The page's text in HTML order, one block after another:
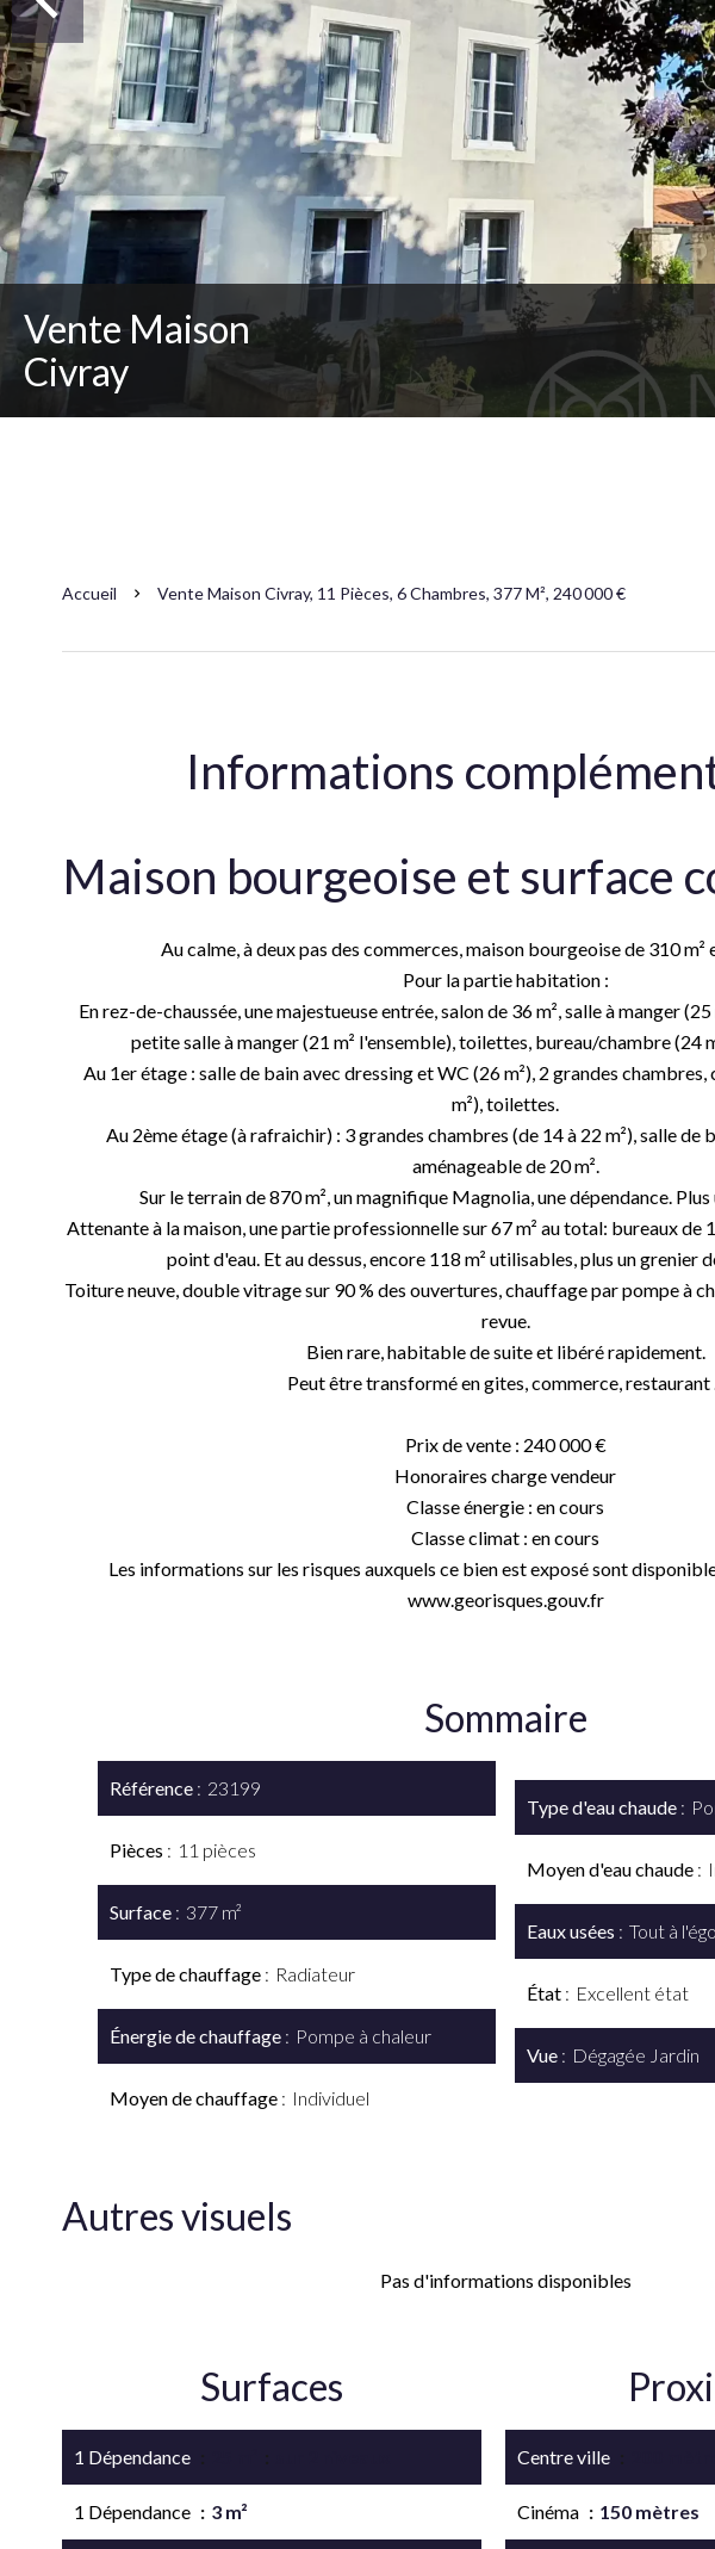
Vente Maison
Civray
Accueil Vente Maison Civray, 11 Pièces, 6 Chambres, 377 M², 240 000 €
Informations
Maison bourgeoise et surface
Au calme, à deux pas des commerces, maison bourgeoise de 310 m²
Pour la partie habitation :
En rez-de-chaussée, une majestueuse entrée, salon de 36 m², salle à manger
petite salle à manger (21 m² l'ensemble), toilettes, bureau/chambre (24
Au 1er étage : salle de bain avec dressing et WC (26 m²), 2 grandes
m²), toilettes.
Au 2ème étage (à rafraichir) : 3 grandes chambres (de 14 à 22 m²), salle de
aménageable de 20 m².
Sur le terrain de 870 m², un magnifique Magnolia, une dépendance. Plus
Attenante à la maison, une partie professionnelle sur 67 m² au total: bureaux de
point d'eau. Et au dessus, encore 118 m² utilisables, plus un grenier
Toiture neuve, double vitrage sur 90 % des ouvertures, chauffage par pompe à
revue.
Bien rare, habitable de suite et libéré rapidement.
Peut être transformé en gites, commerce, restaurant
Prix de vente : 240 000 €
Honoraires charge vendeur
Classe énergie : en cours
Classe climat : en cours
Les informations sur les risques auxquels ce bien est exposé sont
www.georisques.gouv.fr
Sommaire
Référence 23199
Pièces 11 pièces
Surface 377 m²
Type de chauffage Radiateur
Énergie de chauffage Pompe à chaleur
Moyen de chauffage Individuel
Type d'eau chaude
Moyen d'eau chaude
Eaux usées Tout à
État Excellent état
Vue Dégagée Jardin
Autres visuels
Pas d'informations disponibles
Surfaces
1 Dépendance
1 Dépendance 3 m²
Centre ville
Cinéma 150 mètres